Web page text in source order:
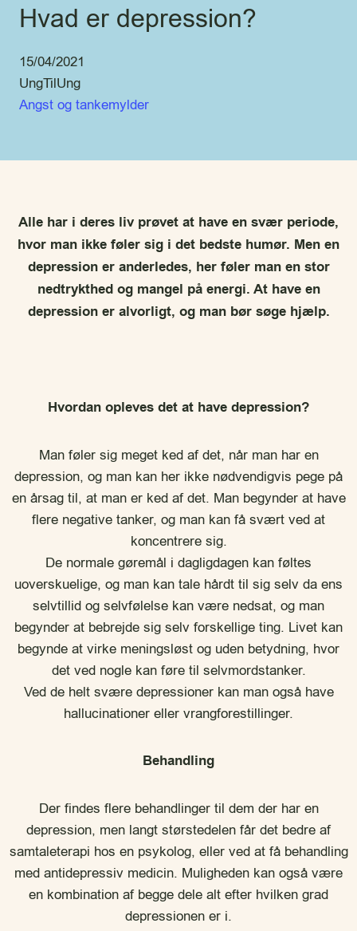
Hvad er depression?
15/04/2021
UngTilUng
Angst og tankemylder
Alle har i deres liv prøvet at have en svær periode,
hvor man ikke føler sig i det bedste humør. Men en
depression er anderledes, her føler man en stor
nedtrykthed og mangel på energi. At have en
depression er alvorligt, og man bør søge hjælp.
Hvordan opleves det at have depression?
Man føler sig meget ked af det, når man har en
depression, og man kan her ikke nødvendigvis pege på
en årsag til, at man er ked af det. Man begynder at have
flere negative tanker, og man kan få svært ved at
koncentrere sig.
De normale gøremål i dagligdagen kan føltes
uoverskuelige, og man kan tale hårdt til sig selv da ens
selvtillid og selvfølelse kan være nedsat, og man
begynder at bebrejde sig selv forskellige ting. Livet kan
begynde at virke meningsløst og uden betydning, hvor
det ved nogle kan føre til selvmordstanker.
Ved de helt svære depressioner kan man også have
hallucinationer eller vrangforestillinger.
Behandling
Der findes flere behandlinger til dem der har en
depression, men langt størstedelen får det bedre af
samtaleterapi hos en psykolog, eller ved at få behandling
med antidepressiv medicin. Muligheden kan også være
en kombination af begge dele alt efter hvilken grad
depressionen er i.